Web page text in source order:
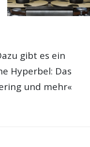
gibt es ein
Hyperbel: Das
und mehr«